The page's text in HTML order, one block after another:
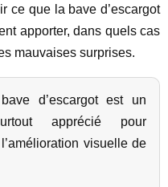
ce que la bave d’escargot
apporter, dans quels cas
mauvaises surprises.
d’escargot est un
apprécié pour
l’amélioration visuelle de